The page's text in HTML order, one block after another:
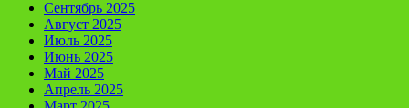
Сентябрь 2025
Август 2025
Июль 2025
Июнь 2025
Май 2025
Апрель 2025